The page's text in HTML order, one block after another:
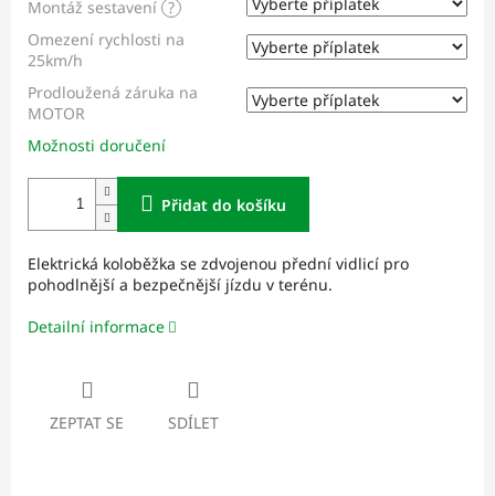
Montáž sestavení ?
Omezení rychlosti na
25km/h
Prodloužená záruka na
MOTOR
Možnosti doručení
Přidat do košíku
Elektrická koloběžka se zdvojenou přední vidlicí pro
pohodlnější a bezpečnější jízdu v terénu.
Detailní informace
ZEPTAT SE SDÍLET